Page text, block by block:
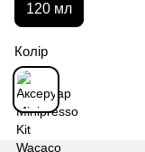
120 мл
Колір